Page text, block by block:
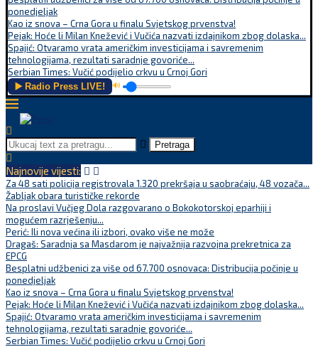
ponedjeljak
Kao iz snova – Crna Gora u finalu Svjetskog prvenstva!
Pejak: Hoće li Milan Knežević i Vučića nazvati izdajnikom zbog dolaska...
Spajić: Otvaramo vrata američkim investicijama i savremenim
tehnologijama, rezultati saradnje govoriće...
Serbian Times: Vučić podijelio crkvu u Crnoj Gori
▶️ Radio Press LIVE! 🔊
Pretraga
Najnovije vijesti:
Za 48 sati policija registrovala 1.320 prekršaja u saobraćaju, 48 vozača...
Žabljak obara turističke rekorde
Na proslavi Vučjeg Dola razgovarano o Bokokotorskoj eparhiji i
mogućem razrješenju...
Perić: Ili nova većina ili izbori, ovako više ne može
Dragaš: Saradnja sa Masdarom je najvažnija razvojna prekretnica za
EPCG
Besplatni udžbenici za više od 67.700 osnovaca: Distribucija počinje u
ponedjeljak
Kao iz snova – Crna Gora u finalu Svjetskog prvenstva!
Pejak: Hoće li Milan Knežević i Vučića nazvati izdajnikom zbog dolaska...
Spajić: Otvaramo vrata američkim investicijama i savremenim
tehnologijama, rezultati saradnje govoriće...
Serbian Times: Vučić podijelio crkvu u Crnoj Gori